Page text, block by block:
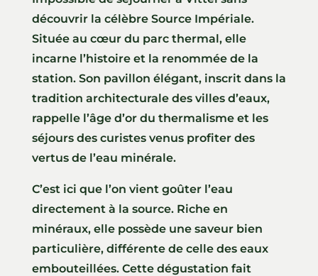
découvrir la célèbre Source Impériale.
Située au cœur du parc thermal, elle
incarne l’histoire et la renommée de la
station. Son pavillon élégant, inscrit dans la
tradition architecturale des villes d’eaux,
rappelle l’âge d’or du thermalisme et les
séjours des curistes venus profiter des
vertus de l’eau minérale.
C’est ici que l’on vient goûter l’eau
directement à la source. Riche en
minéraux, elle possède une saveur bien
particulière, différente de celle des eaux
embouteillées. Cette dégustation fait